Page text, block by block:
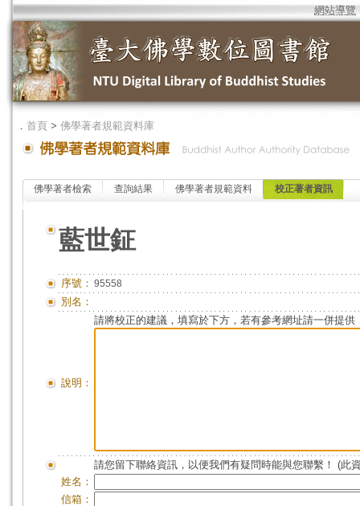
網站導覽
． 首頁 > 佛學著者規範資料庫
佛學著者檢索 查詢結果 佛學著者規範資料 校正著者資訊
藍世鉦
序號： 95558
別名：
說明：
請將校正的建議，填寫於下方，若有參考網址請一併提供
請您留下聯絡資訊，以便我們有疑問時能與您聯繫！ (此
姓名：
信箱：